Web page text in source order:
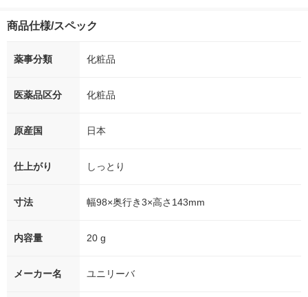
商品仕様/スペック
薬事分類 化粧品
医薬品区分 化粧品
原産国 日本
仕上がり しっとり
寸法 幅98×奥行き3×高さ143mm
内容量 20 g
メーカー名 ユニリーバ